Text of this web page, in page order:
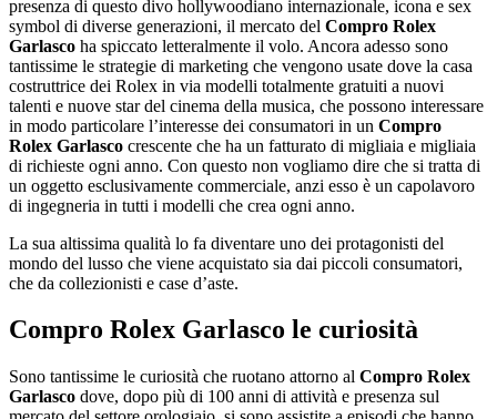
presenza di questo divo hollywoodiano internazionale, icona e sex
symbol di diverse generazioni, il mercato del Compro Rolex
Garlasco ha spiccato letteralmente il volo. Ancora adesso sono
tantissime le strategie di marketing che vengono usate dove la casa
costruttrice dei Rolex in via modelli totalmente gratuiti a nuovi
talenti e nuove star del cinema della musica, che possono interessare
in modo particolare l’interesse dei consumatori in un Compro
Rolex Garlasco crescente che ha un fatturato di migliaia e migliaia
di richieste ogni anno. Con questo non vogliamo dire che si tratta di
un oggetto esclusivamente commerciale, anzi esso è un capolavoro
di ingegneria in tutti i modelli che crea ogni anno.
La sua altissima qualità lo fa diventare uno dei protagonisti del
mondo del lusso che viene acquistato sia dai piccoli consumatori,
che da collezionisti e case d’aste.
Compro Rolex Garlasco le curiosità
Sono tantissime le curiosità che ruotano attorno al Compro Rolex
Garlasco dove, dopo più di 100 anni di attività e presenza sul